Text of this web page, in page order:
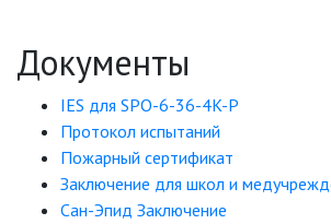
Документы
IES для SPO-6-36-4K-P
Протокол испытаний
Пожарный сертификат
Заключение для школ и
Сан-Эпид Заключение